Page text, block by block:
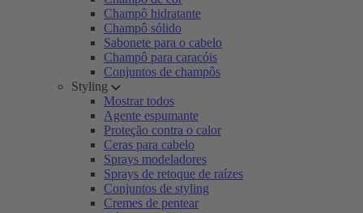
Champô hidratante
Champô sólido
Sabonete para o cabelo
Champô para caracóis
Conjuntos de champôs
Styling
Mostrar todos
Agente espumante
Proteção contra o calor
Ceras para cabelo
Sprays modeladores
Sprays de retoque de raízes
Conjuntos de styling
Cremes de pentear